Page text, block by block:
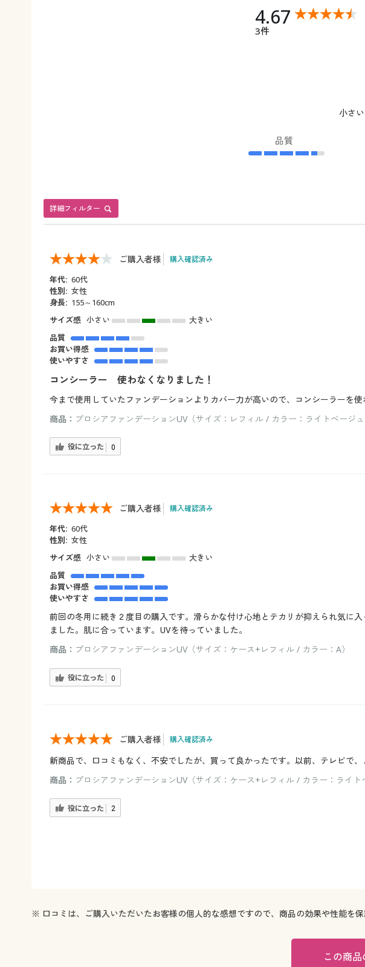
4.67
3件
小さい
品質
詳細フィルター
ご購入者様 購入確認済み
年代: 60代
性別: 女性
身長: 155～160cm
サイズ感 小さい
大きい
品質
お買い得感
使いやすさ
コンシーラー 使わなくなりました！
今まで使用していたファンデーションよりカバー力が高いので、コンシーラーを
商品： プロシアファンデーションUV（サイズ：レフィル / カラー：ライトベージュ
役に立った 0
ご購入者様 購入確認済み
年代: 60代
性別: 女性
サイズ感 小さい
大きい
品質
お買い得感
使いやすさ
前回の冬用に続き２度目の購入です。滑らかな付け心地とテカリが抑えられ気に
ました。肌に合っています。UVを待っていました。
商品： プロシアファンデーションUV（サイズ：ケース+レフィル / カラー：A）
役に立った 0
ご購入者様 購入確認済み
新商品で、口コミもなく、不安でしたが、買って良かったです。以前、テレビで
商品： プロシアファンデーションUV（サイズ：ケース+レフィル / カラー：ライト
役に立った 2
※ 口コミは、ご購入いただいたお客様の個人的な感想ですので、商品の効果や性能を保
この商